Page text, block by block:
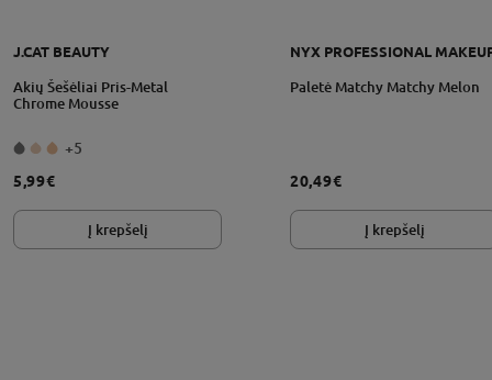
Gluten Free
grąžinimo sąlygos
J.CAT BEAUTY
Akių Šešėliai Pris-Metal
Chrome Mousse
+5
5,99€
Į krepšelį
NYX PROFESSIONAL
Paletė Matchy Matchy Melon
20,49€
Į krepšelį